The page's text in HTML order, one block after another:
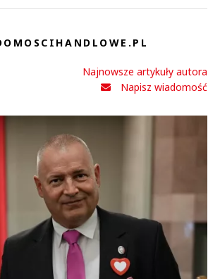
Najnowsze artykuły autora
Napisz wiadomość